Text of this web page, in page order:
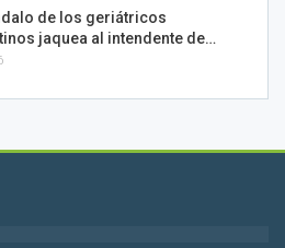
de los geriátricos
jaquea al intendente de…